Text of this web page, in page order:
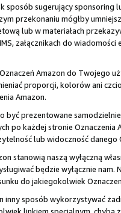
sposób sugerujący
przekonaniu mógłby
lub w materiałach
załącznikach do
Amazon do Twojego
proporcji, kolorów ani
Amazon.
być prezentowane
po każdej stronie Oznaczenia
lub widoczność danego
stanowią naszą wyłączną
będzie wyłącznie
do jakiegokolwiek
inny sposób wykorzystywać